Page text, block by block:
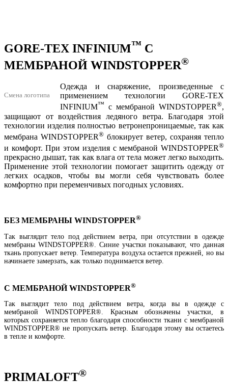
GORE-TEX INFINIUM™ С
МЕМБРАНОЙ WINDSTOPPER®
Смена логотипа
Одежда и снаряжение, произведенные с
применением технологии GORE-TEX
INFINIUM™ с мембраной WINDSTOPPER®,
защищают от воздействия ледяного ветра. Благодаря этой
технологии изделия полностью ветронепроницаемые, так как
мембрана WINDSTOPPER® блокирует ветер, сохраняя тепло
и комфорт. При этом изделия с мембраной WINDSTOPPER®
прекрасно дышат, так как влага от тела может легко выходить.
Применение этой технологии помогает защитить одежду от
легких осадков, чтобы вы могли себя чувствовать более
комфортно при переменчивых погодных условиях.
БЕЗ МЕМБРАНЫ WINDSTOPPER®
Так выглядит тело под действием ветра, при отсутствии в одежде
мембраны WINDSTOPPER®. Синие участки показывают, что данная
ткань пропускает ветер. Температура воздуха остается прежней, но вы
начинаете замерзать, как только поднимается ветер.
C МЕМБРАНОЙ WINDSTOPPER®
Так выглядит тело под действием ветра, когда вы в одежде с
мембраной WINDSTOPPER®. Красным обозначены участки, в
которых сохраняется тепло благодаря способности ткани с мембраной
WINDSTOPPER® не пропускать ветер. Благодаря этому вы остаетесь
в тепле и комфорте.
PRIMALOFT®